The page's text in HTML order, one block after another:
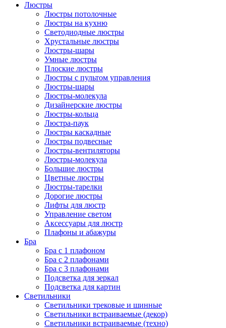
Люстры
Люстры потолочные
Люстры на кухню
Светодиодные люстры
Хрустальные люстры
Люстры-шары
Умные люстры
Плоские люстры
Люстры с пультом управления
Люстры-шары
Люстры-молекула
Дизайнерские люстры
Люстры-кольца
Люстра-паук
Люстры каскадные
Люстры подвесные
Люстры-вентиляторы
Люстры-молекула
Большие люстры
Цветные люстры
Люстры-тарелки
Дорогие люстры
Лифты для люстр
Управление светом
Аксессуары для люстр
Плафоны и абажуры
Бра
Бра с 1 плафоном
Бра с 2 плафонами
Бра с 3 плафонами
Подсветка для зеркал
Подсветка для картин
Светильники
Светильники трековые и шинные
Светильники встраиваемые (декор)
Светильники встраиваемые (техно)